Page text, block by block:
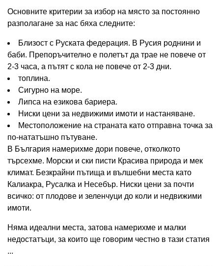
Основните критерии за избор на място за постоянно
разполагане за нас бяха следните:
Близост с Руската федерация. В Русия роднини и
баби. Препоръчително е полетът да трае не повече от
2-3 часа, а пътят с кола не повече от 2-3 дни.
топлина.
Сигурно на море.
Липса на езикова бариера.
Ниски цени за недвижими имоти и настаняване.
Местоположение на страната като отправна точка за
по-нататъшно пътуване.
В България намерихме дори повече, отколкото
търсехме. Морски и ски писти Красива природа и мек
климат. Безкрайни пътища и вълшебни места като
Калиакра, Русалка и Несебър. Ниски цени за почти
всичко: от плодове и зеленчуци до коли и недвижими
имоти.
Няма идеални места, затова намерихме и малки
недостатъци, за които ще говорим честно в тази статия
...